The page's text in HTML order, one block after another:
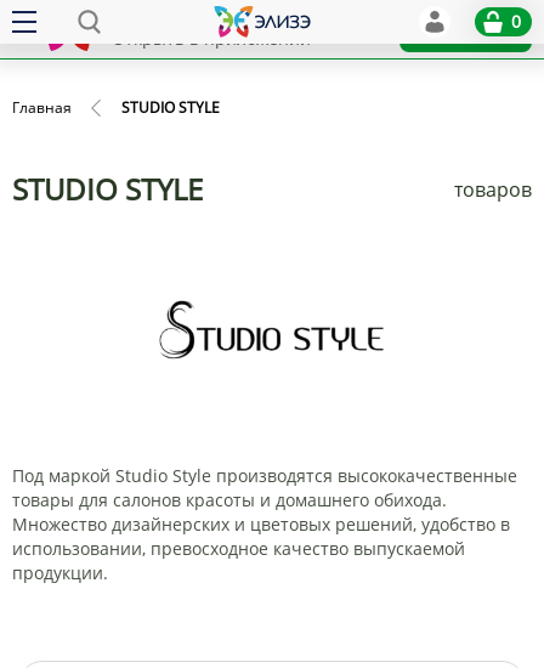
x
Открыть в приложении
Установить
0
Главная STUDIO STYLE
STUDIO STYLE товаров
Под маркой Studio Style производятся высококачественные
товары для салонов красоты и домашнего обихода.
Множество дизайнерских и цветовых решений, удобство в
использовании, превосходное качество выпускаемой
продукции.